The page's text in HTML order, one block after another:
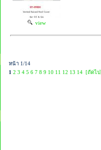
view
หน้า 1/14
1 2 3 4 5 6 7 8 9 10 11 12 13 14 [ถัดไ